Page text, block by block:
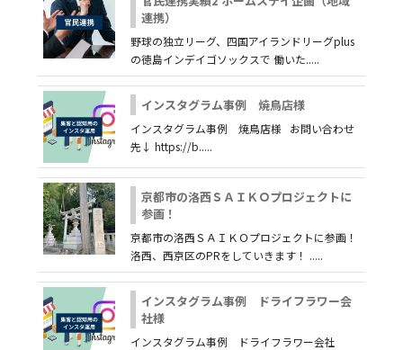
連携）
野球の独立リーグ、四国アイランドリーグplus
の徳島インデイゴソックスで 働いた.....
インスタグラム事例 焼鳥店様
インスタグラム事例 焼鳥店様 お問い合わせ
先↓ https://b.....
京都市の洛西ＳＡＩＫＯプロジェクトに
参画！
京都市の洛西ＳＡＩＫＯプロジェクトに参画！
洛西、西京区のPRをしていきます！ .....
インスタグラム事例 ドライフラワー会
社様
インスタグラム事例 ドライフラワー会社